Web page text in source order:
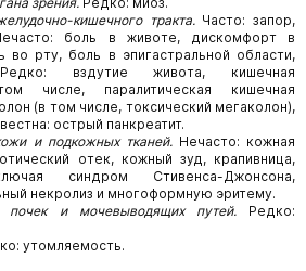
кишечного тракта.Часто: запор,
боль в животе, дискомфорт в
во рту, боль в эпигастральной области,
вздутие живота, кишечная
числе, паралитическая кишечная
(в том числе, токсический мегаколон),
острый панкреатит.
и подкожных тканей.Нечасто: кожная
отек, кожный зуд, крапивница,
синдром Стивенса-Джонсона,
некролиз и многоформную эритему.
и мочевыводящих путей.Редко:
утомляемость.